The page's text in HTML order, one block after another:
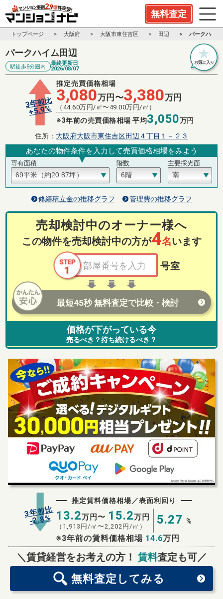
無料査定
トップページ 大阪府 大阪市東住吉区 田辺 パークハイ
パークハイム田辺
駅徒歩8分圏内
最終更新日
2026/08/07
3年前比
+5.9%
推定売買価格相場
3,080万円〜3,380万円
（ 44.60万円/㎡〜49.00万円/㎡）
※3年前の売買価格相場 平均3,050万円
住所： 大阪府大阪市東住吉区田辺４丁目１－２３
あなたの物件条件を入力して売買価格相場をみよう
専有面積 階数 主要採光面
修繕積立金の推移グラフ 管理費の推移グラフ
売却検討中のオーナー様へ
この物件を売却検討中の方が4名います
号室
最短45秒 無料査定で比較・検討
価格が下がっている今
売るべき？持ち続けるべき？
3年前比
-2.8%
推定賃料価格相場／表面利回り
13.2万円〜 15.2万円
（ 1,913 円/㎡〜2,202 円/㎡） 5.27 %
※3年前の賃料価格相場 14.6万円
＼賃貸経営をお考えの方！ 賃料査定も可／
無料査定 してみる
無料査定スタート！